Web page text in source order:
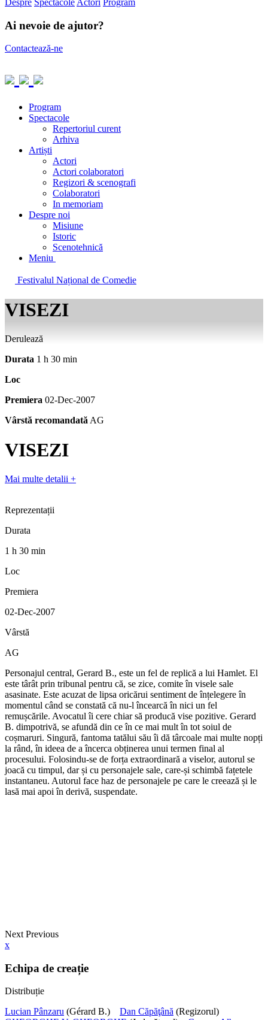
Ai nevoie de ajutor?
Contactează-ne
Program
Spectacole
Repertoriul curent
Arhiva
Artiști
Actori
Actori colaboratori
Regizori & scenografi
Colaboratori
In memoriam
Despre noi
Misiune
Istoric
Scenotehnică
Meniu
Festivalul Național de Comedie
VISEZI
Derulează
Durata 1 h 30 min
Loc
Premiera 02-Dec-2007
Vârstă recomandată AG
VISEZI
Mai multe detalii +
Reprezentații
Durata
1 h 30 min
Loc
Premiera
02-Dec-2007
Vârstă
AG
Personajul central, Gerard B., este un fel de replică a lui Hamlet. El
este târât prin tribunal pentru că, se zice, comite în visele sale
asasinate. Este acuzat de lipsa oricărui sentiment de înțelegere în
momentul când se constată că nu-l încearcă în nici un fel
remușcările. Avocatul îi cere chiar să producă vise pozitive. Gerard
B. dimpotrivă, se afundă din ce în ce mai mult în tot soiul de
coșmaruri. Singură, fantoma tatălui său îi dă târcoale mai multe nopți
la rând, în ideea de a încerca obținerea unui termen final al
procesului. Folosindu-se de forța extraordinară a viselor, autorul se
joacă cu timpul, dar și cu personajele sale, care-și schimbă fațetele
instantaneu. Autorul face haz de personajele pe care le creează și le
lasă mai apoi în derivă, suspendate.
Next Previous
x
Echipa de creație
Distribuție
Lucian Pânzaru (Gérard B.) Dan Căpăţână (Regizorul)